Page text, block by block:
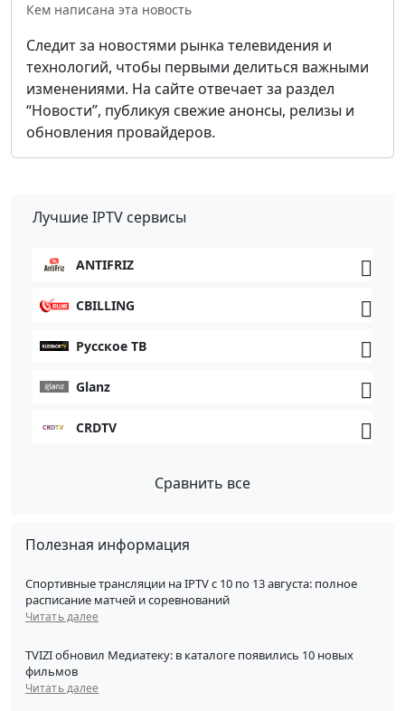
Кем написана эта новость
Следит за новостями рынка телевидения и
технологий, чтобы первыми делиться важными
изменениями. На сайте отвечает за раздел
“Новости”, публикуя свежие анонсы, релизы и
обновления провайдеров.
Лучшие IPTV сервисы
ANTIFRIZ
CBILLING
Русское ТВ
Glanz
CRDTV
Сравнить все
Полезная информация
Спортивные трансляции на IPTV с 10 по 13 августа: полное
расписание матчей и соревнований
Читать далее
TVIZI обновил Медиатеку: в каталоге появились 10 новых
фильмов
Читать далее